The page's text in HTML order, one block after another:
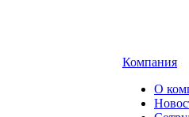
Компания
О